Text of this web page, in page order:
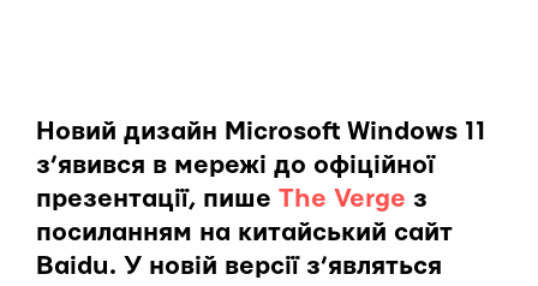
Новий дизайн Microsoft Windows 11
з’явився в мережі до офіційної
презентації, пише The Verge з
посиланням на китайський сайт
Baidu. У новій версії з’являться